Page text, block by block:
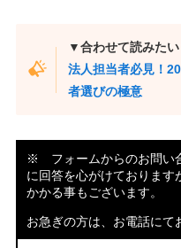
▼合わせて読みた
法人担当者必見！
者選びの極意
※ フォームからのお問い
に回答を心がけております
かかる事もございます。
お急ぎの方は、お電話にて